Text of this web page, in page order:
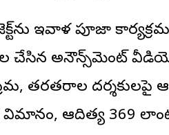
ఇవాళ పూజా
చేసిన అనౌన్స్‌మెంట్
తరతరాల దర్శకులపై
విమానం, ఆదిత్య 369